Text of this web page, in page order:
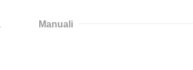
Manuali